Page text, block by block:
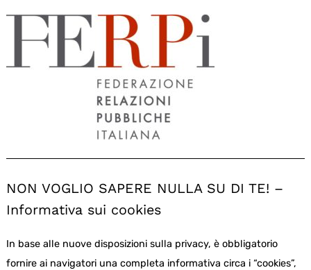
NON VOGLIO SAPERE NULLA SU DI TE! –
Informativa sui cookies
In base alle nuove disposizioni sulla privacy, è obbligatorio
fornire ai navigatori una completa informativa circa i “cookies”,